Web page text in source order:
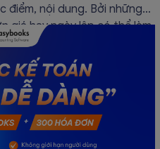
điểm, nội dung. Bởi những
giá hay ngày lập có thể làm
toán thuế của bạn. Kế